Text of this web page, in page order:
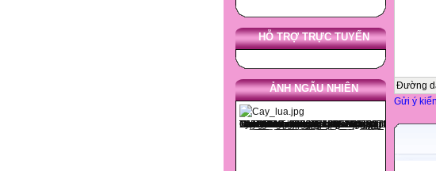
HỖ TRỢ TRỰC TUYẾN
ẢNH NGẪU NHIÊN
Lịch
Chiến
Đọc
1)Hãy
II)
Đường
Gửi ý kiến